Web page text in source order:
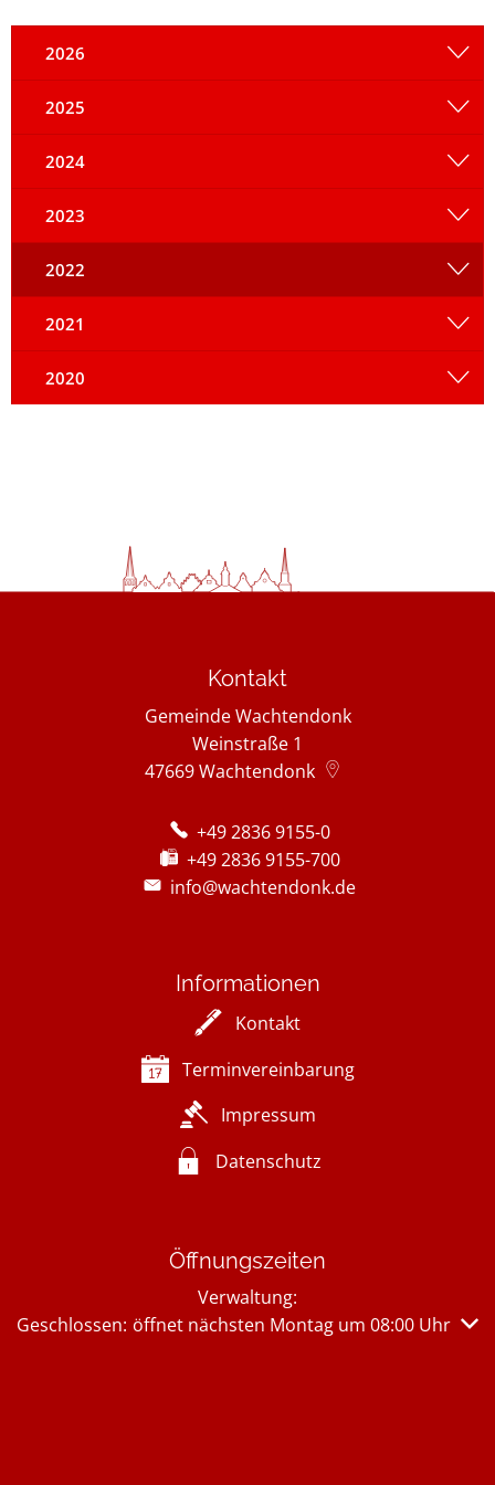
2026
2025
2024
2023
2022
2021
2020
Kontakt
Gemeinde Wachtendonk
Weinstraße 1
47669Wachtendonk
+49 2836 9155-0
+49 2836 9155-700
info@wachtendonk.de
Informationen
Kontakt
Terminvereinbarung
Impressum
Datenschutz
Öffnungszeiten
Verwaltung:
Klicken, um weitere Öffnungs- oder Schließzeiten
Geschlossen: öffnet nächsten Montag um 08:00 Uhr